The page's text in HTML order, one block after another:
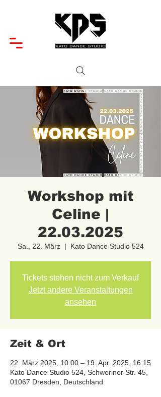
Workshop mit
Celine |
22.03.2025
Sa., 22. März
  |
Kato Dance Studio 524
Tickets stehen nicht zum Verkauf
Jetzt andere Veranstaltungen
ansehen
Zeit & Ort
22. März 2025, 10:00 – 19. Apr. 2025, 16:15
Kato Dance Studio 524, Schweriner Str. 45,
01067 Dresden, Deutschland